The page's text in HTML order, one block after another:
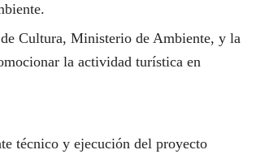
Cultura, Ministerio de Ambiente, y la
la actividad turística en
técnico y ejecución del proyecto